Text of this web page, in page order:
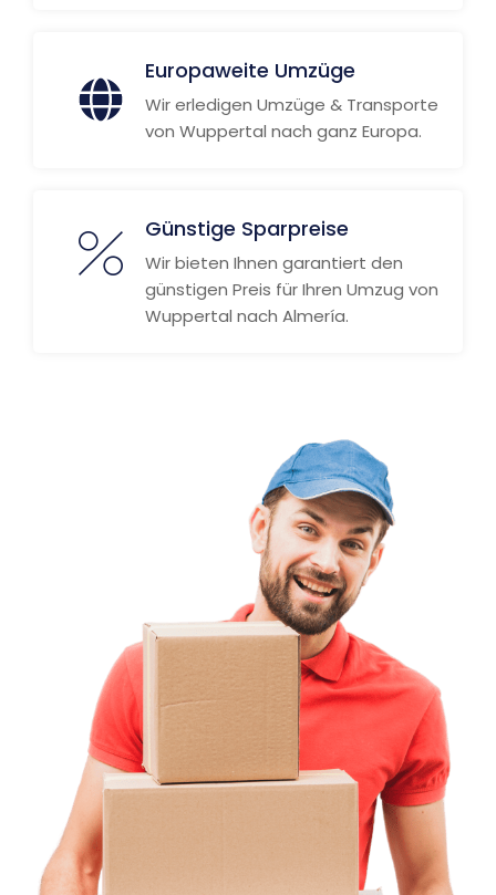
Europaweite Umzüge
Wir erledigen Umzüge & Transporte
von Wuppertal nach ganz Europa.
Günstige Sparpreise
Wir bieten Ihnen garantiert den
günstigen Preis für Ihren Umzug von
Wuppertal nach Almería.